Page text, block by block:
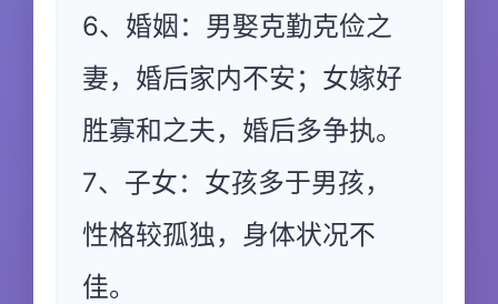
6、婚姻：男娶克勤克俭之
妻，婚后家内不安；女嫁好
胜寡和之夫，婚后多争执。
7、子女：女孩多于男孩，
性格较孤独，身体状况不
佳。